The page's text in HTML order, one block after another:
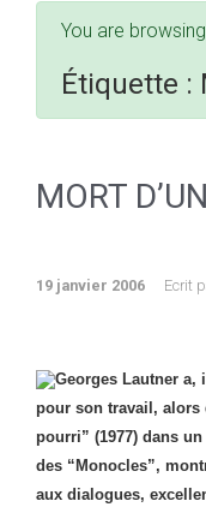
You are
Étiquette :
MORT
19 janvier 2006 Ecrit
Georges Lautner a,
pour son travail, alors
pourri” (1977) dans
des “Monocles”,
aux dialogues,